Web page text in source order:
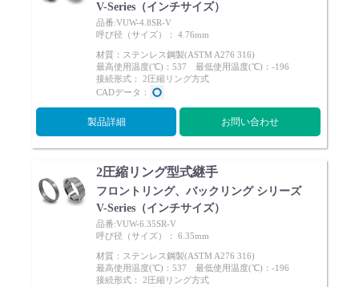
V-Series（インチサイズ）
品番:VUW-4.8SR-V
呼び径（サイズ）： 4.76mm
材質：ステンレス鋼製(ASTM A276 316)
最高使用温度(℃)：537 最低使用温度(℃)：-196
接続形式： 2圧縮リング方式
CADデータ：
製品詳細 お問い合わせ
2圧縮リング型式継手
フロントリング、バックリング シリーズ
V-Series（インチサイズ）
品番:VUW-6.35SR-V
呼び径（サイズ）： 6.35mm
材質：ステンレス鋼製(ASTM A276 316)
最高使用温度(℃)：537 最低使用温度(℃)：-196
接続形式： 2圧縮リング方式